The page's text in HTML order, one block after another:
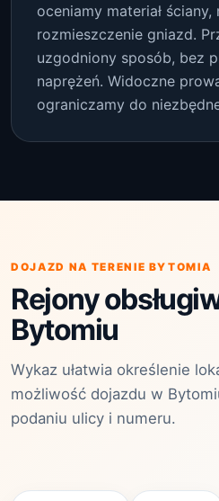
oceniamy materiał
rozmieszczenie gniazd.
uzgodniony sposób, bez
naprężeń. Widoczne
ograniczamy do
DOJAZD NA TERENIE BYTOMIA
Rejony
Bytomiu
Wykaz ułatwia określenie
możliwość dojazdu w
podaniu ulicy i numeru.